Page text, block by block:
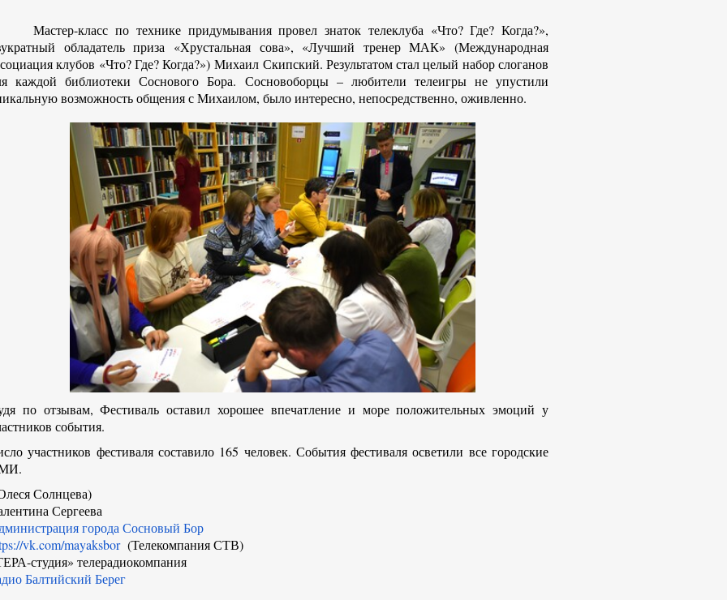
Мастер-класс по технике придумывания провел знаток телеклуба «Что? Где? Когда?»,
обладатель приза «Хрустальная сова», «Лучший тренер МАК» (Международная
клубов «Что? Где? Когда?») Михаил Скипский. Результатом стал целый набор слоганов
каждой библиотеки Соснового Бора. Сосновоборцы – любители телеигры не упустили
возможность общения с Михаилом, было интересно, непосредственно, оживленно.
по отзывам, Фестиваль оставил хорошее впечатление и море положительных эмоций у
события.
участников фестиваля составило 165 человек. События фестиваля осветили все городские
Солнцева)
Сергеева
города Сосновый Бор
vk.com/mayaksbor (Телекомпания СТВ)
студия» телерадиокомпания
Балтийский Берег